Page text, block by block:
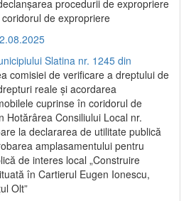
procedurii de expropriere
de expropriere
Slatina nr. 1245 din
comisiei de verificare a dreptului de
reale și acordarea
cuprinse în coridorul de
Hotărârea Consiliului Local nr.
la declararea de utilitate publică
amplasamentului pentru
de interes local „Construire
în Cartierul Eugen Ionescu,
Olt”